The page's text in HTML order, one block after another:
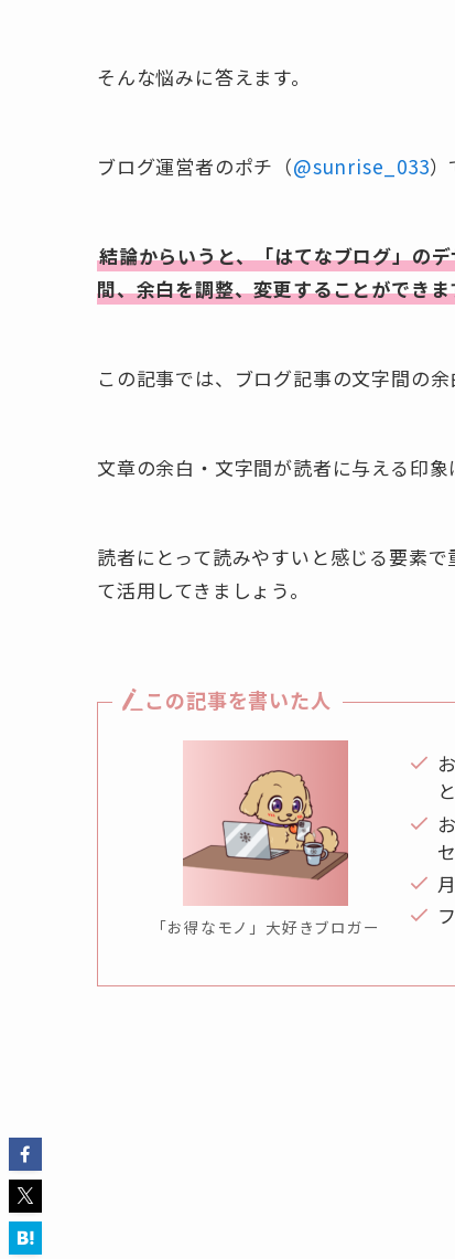
そんな悩みに答えます。
ブログ運営者のポチ（@sunrise_033）
結論からいうと、「はてなブログ」の
間、余白を調整、変更することができま
この記事では、ブログ記事の文字間の
文章の余白・文字間が読者に与える印象
読者にとって読みやすいと感じる要素
て活用してきましょう。
この記事を書いた人
「お得なモノ」大好きブロガー